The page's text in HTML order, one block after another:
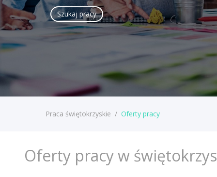
Praca świętokrzyskie / Oferty pracy
Oferty pracy w